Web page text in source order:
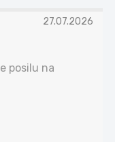
27.07.2026
posilu na